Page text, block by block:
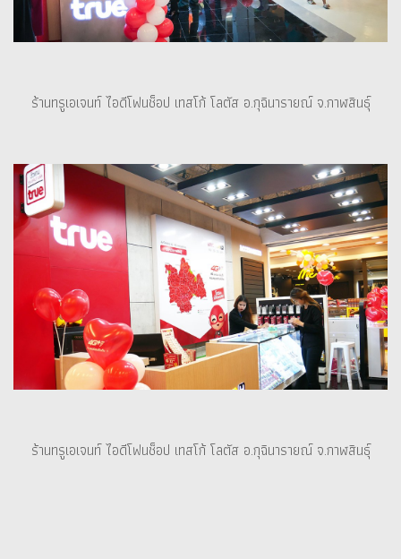
ร้านทรูเอเจนท์ ไอดีโฟนช็อป เทสโก้ โลตัส อ.กุฉินารายณ์ จ.กาฬสินธุ์
ร้านทรูเอเจนท์ ไอดีโฟนช็อป เทสโก้ โลตัส อ.กุฉินารายณ์ จ.กาฬสินธุ์